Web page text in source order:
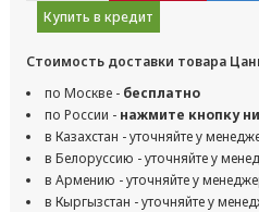
Купить в кредит
Стоимость доставки товара
по Москве - бесплатно
по России - нажмите кнопку
в Казахстан - уточняйте у
в Белоруссию - уточняйте у
в Армению - уточняйте у
в Кыргызстан - уточняйте у